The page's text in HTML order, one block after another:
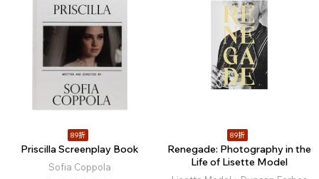
89折
Priscilla Screenplay Book
Sofia Coppola
89折
Renegade: Photography in the
Life of Lisette Model